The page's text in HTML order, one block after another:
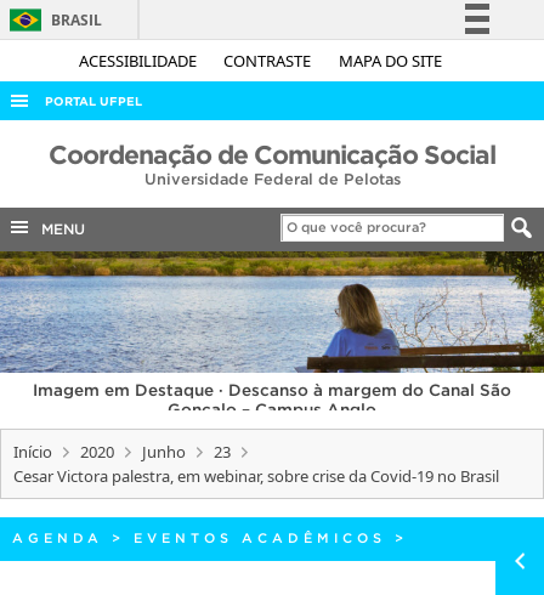
ACESSIBILIDADE CONTRASTE MAPA DO SITE
BRASIL
Simplifique!
Acesso à informação
Legislação
Canais
PORTAL UFPEL
ACESSO À INFORMAÇÃO
COBALTO
CONCURSOS
EDITAIS
INTERNACIONAL
OUVIDORIA
PORTARIAS
TELEFONES
Coordenação de Comunicação Social
Universidade Federal de Pelotas
MENU
Imagem em Destaque · Descanso à margem do Canal São
Gonçalo – Campus Anglo
Início 2020 Junho
23
Cesar Victora palestra, em webinar, sobre crise da Covid-19 no Brasil
AGENDA > EVENTOS ACADÊMICOS >